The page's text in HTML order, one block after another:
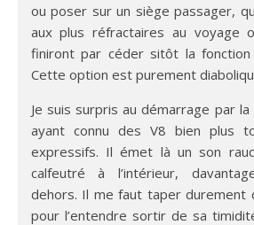
ou poser sur un siège passager,
aux plus réfractaires au voyage
finiront par céder sitôt la fonction
Cette option est purement
Je suis surpris au démarrage par
ayant connu des V8 bien plus
expressifs. Il émet là un son
calfeutré à l’intérieur,
dehors. Il me faut taper durement
pour l’entendre sortir de sa